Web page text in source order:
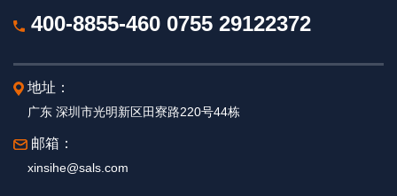
400-8855-460 0755 29122372
地址：
广东 深圳市光明新区田寮路220号44栋
邮箱：
xinsihe@sals.com